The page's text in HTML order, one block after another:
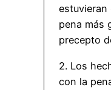
estuvieran
pena más
precepto
2. Los
con la